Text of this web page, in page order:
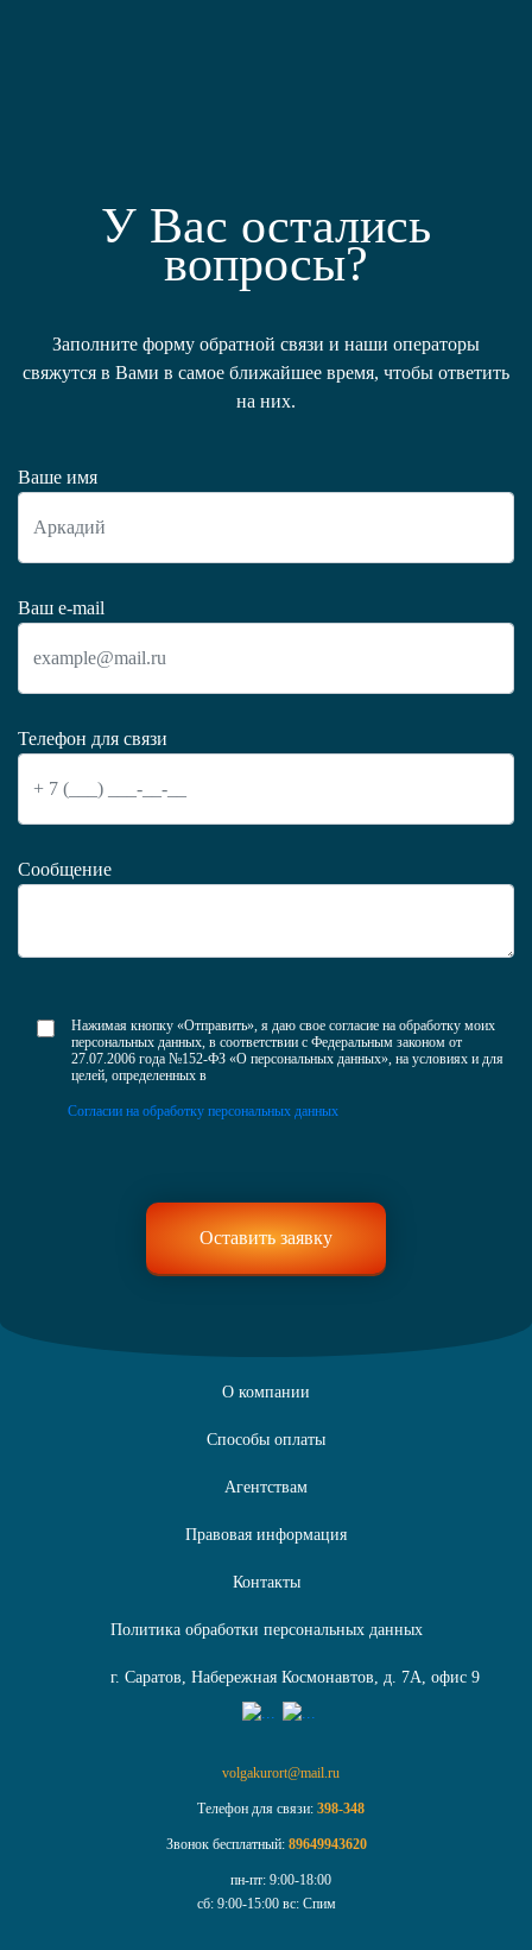
У Вас остались
вопросы?
Заполните форму обратной связи и наши операторы
свяжутся в Вами в самое ближайшее время, чтобы ответить
на них.
Ваше имя
Ваш e-mail
Телефон для связи
Сообщение
Нажимая кнопку «Отправить», я даю свое согласие на обработку моих
персональных данных, в соответствии с Федеральным законом от
27.07.2006 года №152-ФЗ «О персональных данных», на условиях и для
целей, определенных в
Согласии на обработку персональных данных
О компании
Способы оплаты
Агентствам
Правовая информация
Контакты
Политика обработки персональных данных
г. Саратов, Набережная Космонавтов, д. 7А, офис 9
volgakurort@mail.ru
Телефон для связи: 398-348
Звонок бесплатный: 89649943620
пн-пт:9:00-18:00
сб:9:00-15:00вс:Спим